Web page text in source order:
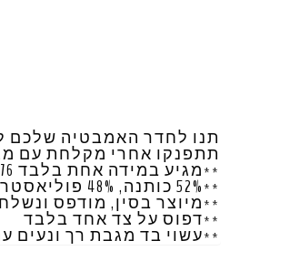
תנו לחדר האמבטיה שלכם
תתפנקו אחרי מקלחת עם
**מגיע במידה אחת בלבד 76ס”מ על 152 ס”מ
**52% כותנה, 48% פוליאסטר
**מיוצר בסין, מודפס
**דפוס על צד אחד בלבד
**עשוי בד מגבת רך ונעים